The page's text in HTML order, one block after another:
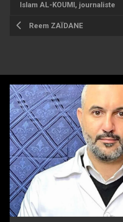
Islam AL-KOUMI, journaliste
Reem ZAÏDANE